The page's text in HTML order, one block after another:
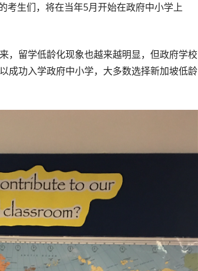
考生们，将在当年5月开始在政府中小学上
留学低龄化现象也越来越明显，但政府学校
成功入学政府中小学，大多数选择新加坡低龄